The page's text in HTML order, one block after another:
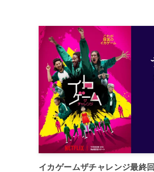
イカゲームザチャレンジ最終